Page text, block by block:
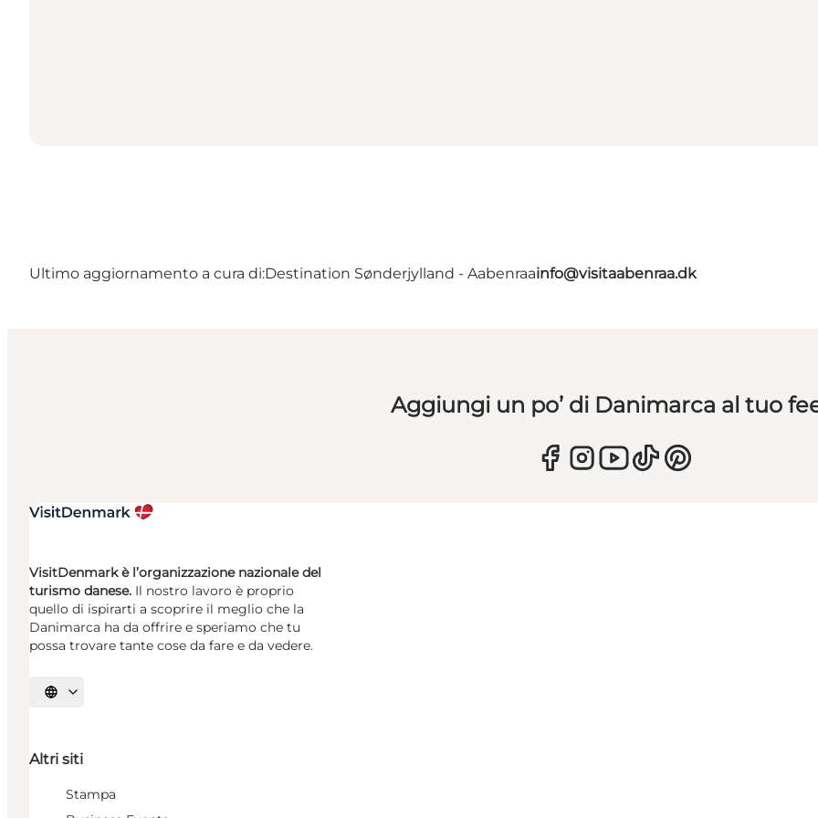
Ultimo aggiornamento a cura di:Destination Sønderjylland - Aabenraainfo@visitaabenraa.dk
Aggiungi un po’ di Danimarca al tuo
VisitDenmark è l’organizzazione nazionale del
turismo danese. Il nostro lavoro è proprio
quello di ispirarti a scoprire il meglio che la
Danimarca ha da offrire e speriamo che tu
possa trovare tante cose da fare e da vedere.
Seleziona la lingua
Altri siti
Stampa